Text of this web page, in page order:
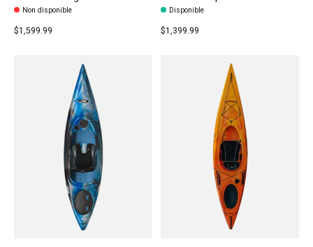
Non disponible
$1,599.99
Disponible
$1,399.99